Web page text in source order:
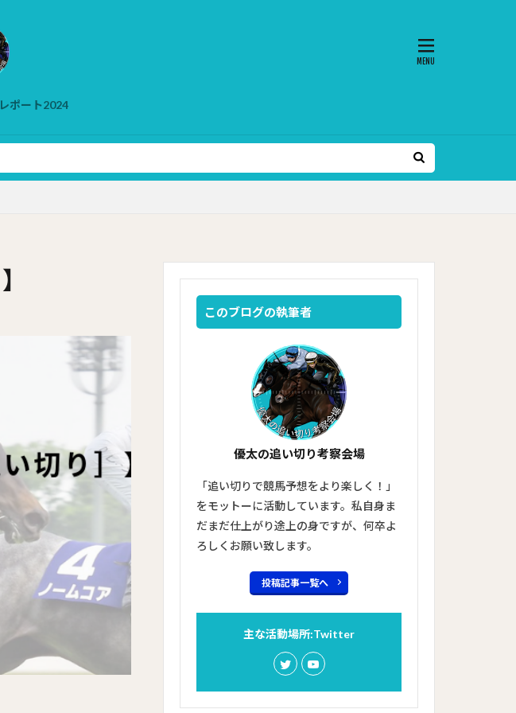
ポート2024
このブログの執筆者
優太の追い切り考察会場
「追い切りで競馬予想をより楽しく！」
をモットーに活動しています。私自身ま
だまだ仕上がり途上の身ですが、何卒よ
ろしくお願い致します。
投稿記事一覧へ
主な活動場所:Twitter